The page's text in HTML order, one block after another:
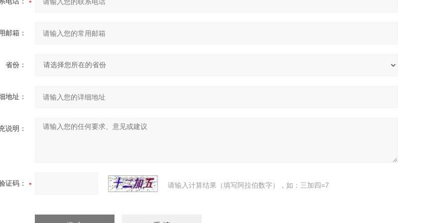
邮箱：
省份：
地址：
说明：
证码： 请输入计算结果（填写阿拉伯数字），如：三加四=7